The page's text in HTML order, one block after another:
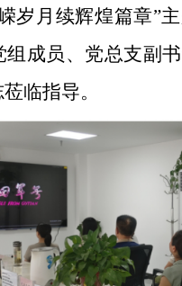
岁月续辉煌篇章”
组成员、党总支副
临指导。